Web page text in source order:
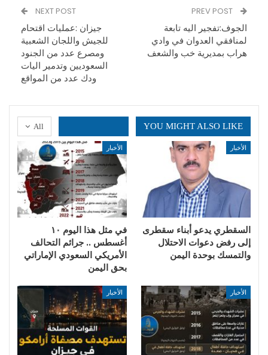
الجوف:تفجير اليه تابعة
لمنافقي العدوان في وادي
هراب بمديرية خب والشعف
NEXT POST
جيزان :عمليات اقتحام
للجيش واللجان الشعبية
ومصرع عدد من الجنود
السعوديين وتدمير اليات
ودك عدد من المواقع
All YOU MIGHT ALSO LIKE
الأخبار
السقطري يدعو أبناء سقطرى
إلى رفض دعوات الاحتلال
والتمسك بوحدة اليمن
الأخبار
في مثل هذا اليوم ١٠
أغسطس .. جرائم التحالف
الأمريكي السعودي الإماراتي
بحق اليمن
الأخبار الأخبار